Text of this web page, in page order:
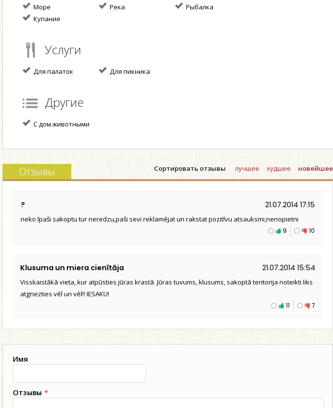
Море Река
Рыбалка
Купание
Услуги
Для палаток Для пикника
Другие
С дом.животными
Сортировать отзывы лучшее худшее новейшее
Отзывы
? 21.07.2014 17:15
neko īpaši sakoptu tur neredzu,paši sevi reklamējat un rakstat pozitīvu atsauksmi,nenopietni
10
9
Klusuma un miera cienītāja 21.07.2014 15:54
Visskaistākā vieta, kur atpūsties jūras krastā. Jūras tuvums, klusums, sakoptā teritorija noteikti liks
atgriezties vēl un vēl!! IESAKU!
7
11
Имя
Отзывы *